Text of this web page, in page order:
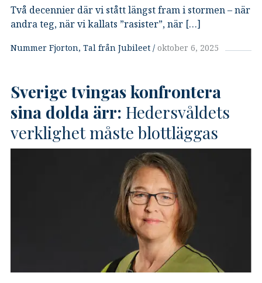
Två decennier där vi stått längst fram i stormen – när
andra teg, när vi kallats ”rasister”, när […]
Nummer Fjorton Tal från Jubileet oktober 6, 2025
Sverige tvingas konfrontera
sina dolda ärr: Hedersvåldets
verklighet måste blottläggas